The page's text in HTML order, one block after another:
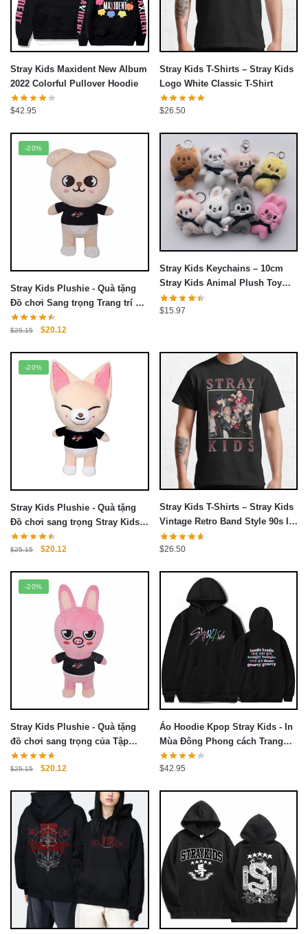
Stray Kids Maxident New Album
2022 Colorful Pullover Hoodie
$42.95
Stray Kids T-Shirts – Stray Kids
Logo White Classic T-Shirt
$26.50
-20%
Stray Kids Plushie - Quà tặng
Đồ chơi Sang trọng Trang trí Đồ
chơi Plushies
$25.15
Giá
là:
$25.15.
$20.12
tại
là:
$20.12.
Stray Kids Keychains – 10cm
Stray Kids Animal Plush Toy
Keychains
$15.97
-20%
Stray Kids Plushie - Quà tặng
Đồ chơi sang trọng Stray Kids
Kpop Plushies
$25.15
Giá
là:
$25.15.
$20.12
tại
là:
$20.12.
Stray Kids T-Shirts – Stray Kids
Vintage Retro Band Style 90s IN
LIFE Classic T-Shirt
$26.50
-20%
Stray Kids Plushie - Quà tặng
đồ chơi sang trọng của Tập
đoàn Hàn Quốc dành cho người
hâm mộ Plushies
$25.15
Giá
là:
$20.12
tại
là:
$20.12.
Áo Hoodie Kpop Stray Kids - In
Mùa Đông Phong cách Trang
phục Hợp thời trang
$42.95